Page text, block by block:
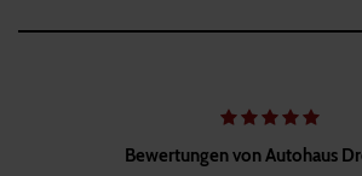
Bewertungen von Autohaus